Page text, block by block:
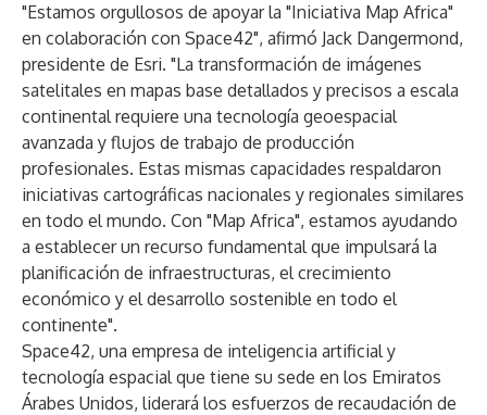
"Estamos orgullosos de apoyar la "Iniciativa Map Africa"
en colaboración con Space42", afirmó Jack Dangermond,
presidente de Esri. "La transformación de imágenes
satelitales en mapas base detallados y precisos a escala
continental requiere una tecnología geoespacial
avanzada y flujos de trabajo de producción
profesionales. Estas mismas capacidades respaldaron
iniciativas cartográficas nacionales y regionales similares
en todo el mundo. Con "Map Africa", estamos ayudando
a establecer un recurso fundamental que impulsará la
planificación de infraestructuras, el crecimiento
económico y el desarrollo sostenible en todo el
continente".
Space42, una empresa de inteligencia artificial y
tecnología espacial que tiene su sede en los Emiratos
Árabes Unidos, liderará los esfuerzos de recaudación de